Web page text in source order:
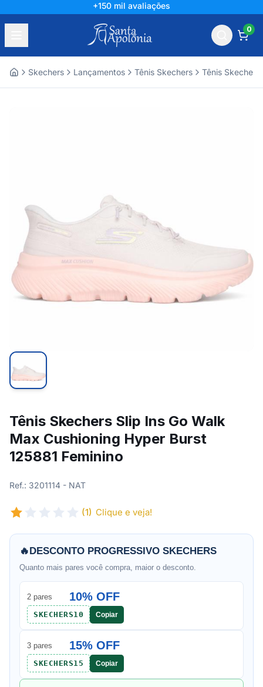
+150 mil avaliações
0
Skechers Lançamentos Tênis Skechers Tênis Skechers
Tênis Skechers Slip Ins Go Walk
Max Cushioning Hyper Burst
125881 Feminino
Ref.: 3201114 - NAT
(1) Clique e veja!
🔥DESCONTO PROGRESSIVO SKECHERS
Quanto mais pares você compra, maior o desconto.
2 pares 10% OFF
SKECHERS10 Copiar
3 pares 15% OFF
SKECHERS15 Copiar